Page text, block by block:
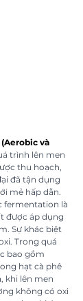
và
trình lên men
thu hoạch,
đã tận dụng
mẻ hấp dẫn.
fermentation là
được áp dụng
Sự khác biệt
Trong quá
bao gồm
hạt cà phê
khi lên men
không có oxi